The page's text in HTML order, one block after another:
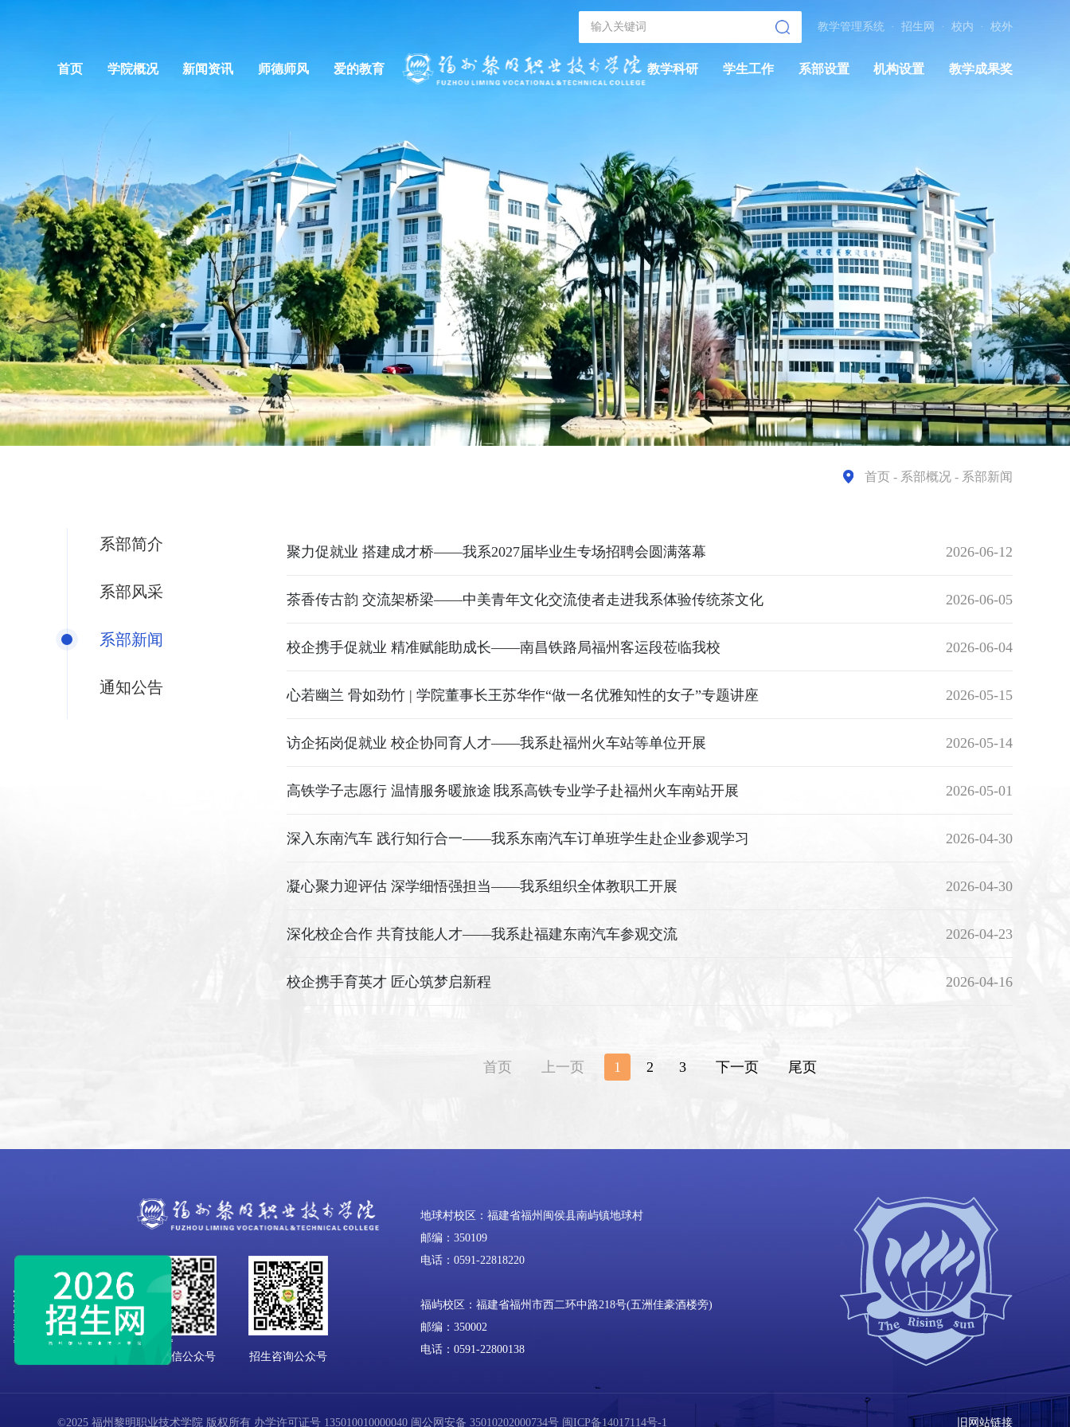
教学管理系统 · 招生网 · 校内 · 校外
首页 学院概况 新闻资讯 师德师风 爱的教育 教学科研 学生工作 系部设置 机构设置 教学成果奖
首页 - 系部概况 - 系部新闻
系部简介
系部风采
系部新闻
通知公告
聚力促就业 搭建成才桥——我系2027届毕业生专场招聘会圆满落幕 2026-06-12
茶香传古韵 交流架桥梁——中美青年文化交流使者走进我系体验传统茶文化 2026-06-05
校企携手促就业 精准赋能助成长——南昌铁路局福州客运段莅临我校
开展专场招聘
2026-06-04
心若幽兰 骨如劲竹 | 学院董事长王苏华作“做一名优雅知性的女子”专题讲座 2026-05-15
访企拓岗促就业 校企协同育人才——我系赴福州火车站等单位开展
“访企拓岗”专项工作
2026-05-14
高铁学子志愿行 温情服务暖旅途∣我系高铁专业学子赴福州火车南站开展
劳动节志愿服务
2026-05-01
深入东南汽车 践行知行合一——我系东南汽车订单班学生赴企业参观学习 2026-04-30
凝心聚力迎评估 深学细悟强担当——我系组织全体教职工开展
教学评估“应知应会”专题学习
2026-04-30
深化校企合作 共育技能人才——我系赴福建东南汽车参观交流 2026-04-23
校企携手育英才 匠心筑梦启新程 2026-04-16
首页 上一页 1 2 3 下一页 尾页
学校微信公众号 招生咨询公众号
地球村校区：福建省福州闽侯县南屿镇地球村
邮编：350109
电话：0591-22818220
福屿校区：福建省福州市西二环中路218号(五洲佳豪酒楼旁)
邮编：350002
电话：0591-22800138
©2025 福州黎明职业技术学院 版权所有 办学许可证号 135010010000040 闽公网安备 35010202000734号 闽ICP备14017114号-1 旧网站链接